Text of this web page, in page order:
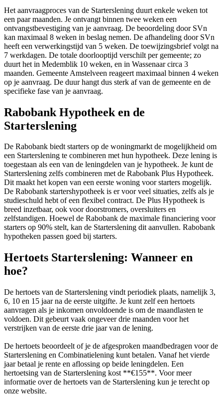
Het aanvraagproces van de Starterslening duurt enkele weken tot
een paar maanden. Je ontvangt binnen twee weken een
ontvangstbevestiging van je aanvraag. De beoordeling door SVn
kan maximaal 8 weken in beslag nemen. De afhandeling door SVn
heeft een verwerkingstijd van 5 weken. De toewijzingsbrief volgt na
7 werkdagen. De totale doorlooptijd verschilt per gemeente; zo
duurt het in Medemblik 10 weken, en in Wassenaar circa 3
maanden. Gemeente Amstelveen reageert maximaal binnen 4 weken
op je aanvraag. De duur hangt dus sterk af van de gemeente en de
specifieke fase van je aanvraag.
Rabobank Hypotheek en de
Starterslening
De Rabobank biedt starters op de woningmarkt de mogelijkheid om
een Starterslening te combineren met hun hypotheek. Deze lening is
toegestaan als een van de leningdelen van je hypotheek. Je kunt de
Starterslening zelfs combineren met de Rabobank Plus Hypotheek.
Dit maakt het kopen van een eerste woning voor starters mogelijk.
De Rabobank startershypotheek is er voor veel situaties, zelfs als je
studieschuld hebt of een flexibel contract. De Plus Hypotheek is
breed inzetbaar, ook voor doorstromers, oversluiters en
zelfstandigen. Hoewel de Rabobank de maximale financiering voor
starters op 90% stelt, kan de Starterslening dit aanvullen. Rabobank
hypotheken passen goed bij starters.
Hertoets Starterslening: Wanneer en
hoe?
De hertoets van de Starterslening vindt periodiek plaats, namelijk 3,
6, 10 en 15 jaar na de eerste uitgifte. Je kunt zelf een hertoets
aanvragen als je inkomen onvoldoende is om de maandlasten te
voldoen. Dit gebeurt vaak ongeveer drie maanden voor het
verstrijken van de eerste drie jaar van de lening.
De hertoets beoordeelt of je de afgesproken maandbedragen voor de
Starterslening en Combinatielening kunt betalen. Vanaf het vierde
jaar betaal je rente en aflossing op beide leningdelen. Een
hertoetsing van de Starterslening kost **€155**. Voor meer
informatie over de hertoets van de Starterslening kun je terecht op
onze website.